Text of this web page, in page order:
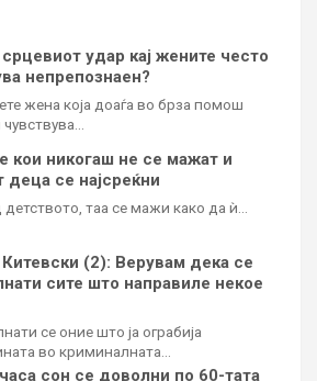
удар кај жените често
непрепознаен?
жена која доаѓа во брза помош
кои никогаш не се мажат и
деца се најсреќни
таа се мажи како да ѝ…
(2): Верувам дека се
сите што направиле некое
се оние што ја ограбија
во криминалната…
сон се доволни по 60-тата